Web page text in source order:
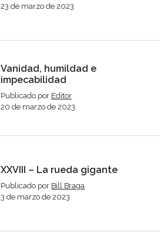
23 de marzo de 2023
Vanidad, humildad e
impecabilidad
Publicado por Editor
20 de marzo de 2023
XXVIII – La rueda gigante
Publicado por Bill Braga
3 de marzo de 2023